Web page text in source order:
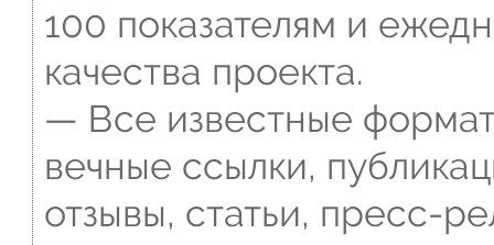
100 показателям и
качества проекта.
— Все известные
вечные ссылки,
отзывы, статьи, пресс-